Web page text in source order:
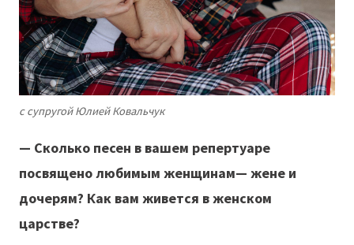
с супругой Юлией Ковальчук
— Сколько песен в вашем репертуаре
посвящено любимым женщинам— жене и
дочерям? Как вам живется в женском
царстве?